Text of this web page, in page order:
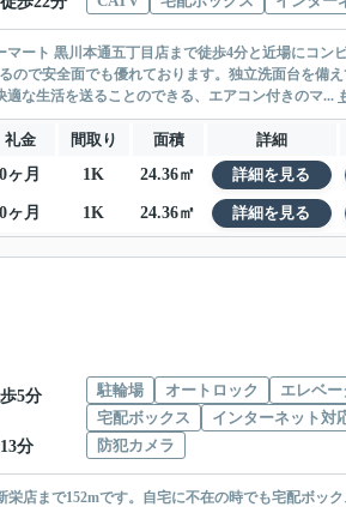
ート 黒川本通五丁目店まで徒歩4分と近場にコン
で安全面でも優れております。独立洗面台を備
な生活を送ることのできる、エアコン付きのマ...
礼金 間取り 面積 詳細
0ヶ月 1K 24.36㎡ 詳細を見る
0ヶ月 1K 24.36㎡ 詳細を見る
5分
分
駐輪場 オートロック
エレベー
宅配ボックス
インターネット対
防犯カメラ
店まで152mです。自宅に不在の時でも宅配ボッ